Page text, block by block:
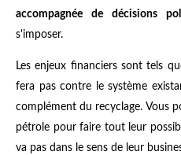
accompagnée de décisions
s'imposer.
Les enjeux financiers sont tels
fera pas contre le système
complément du recyclage. Vous
pétrole pour faire tout leur
va pas dans le sens de leur